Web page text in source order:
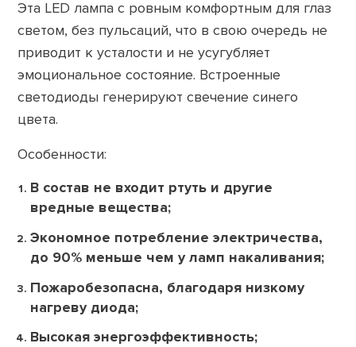
Эта LED лампа с ровным комфортным для глаз
светом, без пульсаций, что в свою очередь не
приводит к усталости и не усугубляет
эмоциональное состояние. Встроенные
светодиоды генерируют свечение синего
цвета.
Особенности:
В состав не входит ртуть и другие
вредные вещества;
Экономное потребление электричества,
до 90% меньше чем у ламп накаливания;
Пожаробезопасна, благодаря низкому
нагреву диода;
Высокая энергоэффективность;